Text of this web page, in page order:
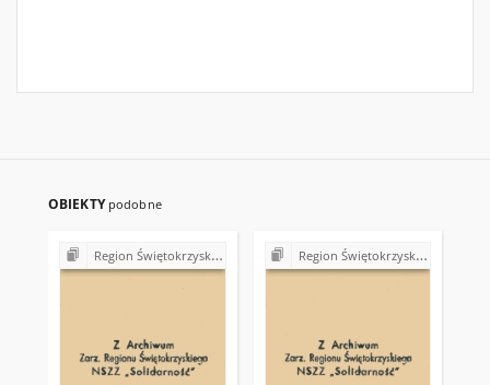
OBIEKTY podobne
Region Świętokrzyski NSZZ "Solidarność". Delegatura Starachowice Region Świętokrzyski NSZZ "Solidarność". Delegatura Starachowice